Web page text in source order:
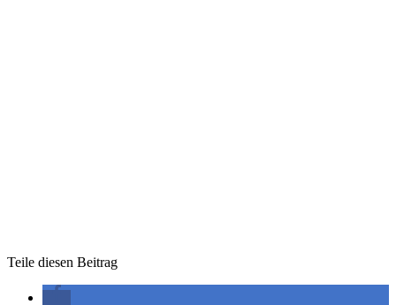
Teile diesen Beitrag